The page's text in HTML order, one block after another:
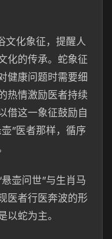
文化象征，提醒人
化的传承。蛇象征
健康问题时需要细
热情激励医者持续
借这一象征鼓励自
”医者那样，循序
壶问世”与生肖马
医者行医奔波的形
以蛇为主。